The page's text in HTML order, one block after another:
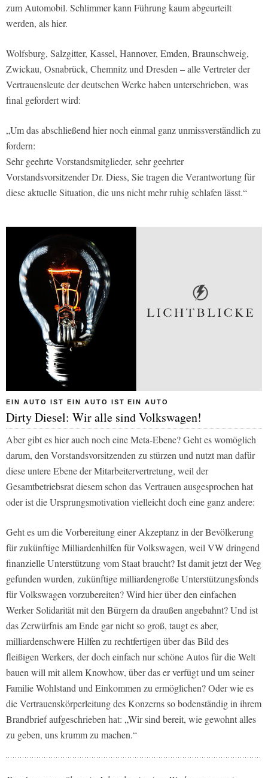
zum Automobil. Schlimmer kann Führung kaum abgeurteilt
werden, als hier.
Wolfsburg, Salzgitter, Kassel, Hannover, Emden, Braunschweig,
Zwickau, Osnabrück, Chemnitz und Dresden – alle Vertreter der
Vertrauensleute der deutschen Werke haben unterschrieben, was
final gefordert wird:
„Um das abschließend hier noch einmal ganz unmissverständlich zu
fordern:
Sehr geehrte Vorstandsmitglieder, sehr geehrter
Vorstandsvorsitzender Dr. Diess, Sie tragen die Verantwortung für
diese aktuelle Situation, die uns nicht mehr ruhig schlafen lässt.“
EIN AUTO IST EIN AUTO IST EIN AUTO
Dirty Diesel: Wir alle sind Volkswagen!
Aber gibt es hier auch noch eine Meta-Ebene? Geht es womöglich
darum, den Vorstandsvorsitzenden zu stürzen und nutzt man dafür
diese untere Ebene der Mitarbeitervertretung, weil der
Gesamtbetriebsrat diesem schon das Vertrauen ausgesprochen hat
oder ist die Ursprungsmotivation vielleicht doch eine ganz andere:
Geht es um die Vorbereitung einer Akzeptanz in der Bevölkerung
für zukünftige Milliardenhilfen für Volkswagen, weil VW dringend
finanzielle Unterstützung vom Staat braucht? Ist damit jetzt der Weg
gefunden wurden, zukünftige milliardengroße Unterstützungsfonds
für Volkswagen vorzubereiten? Wird hier über den einfachen
Werker Solidarität mit den Bürgern da draußen angebahnt? Und ist
das Zerwürfnis am Ende gar nicht so groß, taugt es aber,
milliardenschwere Hilfen zu rechtfertigen über das Bild des
fleißigen Werkers, der doch einfach nur schöne Autos für die Welt
bauen will mit allem Knowhow, über das er verfügt und um seiner
Familie Wohlstand und Einkommen zu ermöglichen? Oder wie es
die Vertrauenskörperleitung des Konzerns so bodenständig in ihrem
Brandbrief aufgeschrieben hat: „Wir sind bereit, wie gewohnt alles
zu geben, uns krumm zu machen.“